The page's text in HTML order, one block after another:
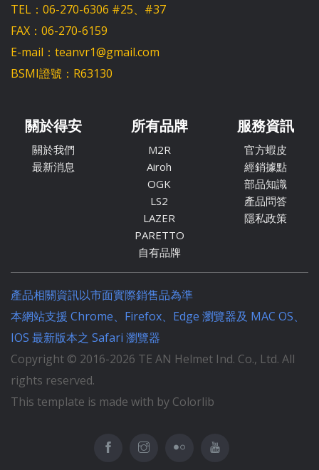
TEL：06-270-6306 #25、#37
FAX：06-270-6159
E-mail：teanvr1@gmail.com
BSMI證號：R63130
關於得安
關於我們
最新消息
所有品牌
M2R
Airoh
OGK
LS2
LAZER
PARETTO
自有品牌
服務資訊
官方蝦皮
經銷據點
部品知識
產品問答
隱私政策
產品相關資訊以市面實際銷售品為準
本網站支援 Chrome、Firefox、Edge 瀏覽器及 MAC OS、
IOS 最新版本之 Safari 瀏覽器
Copyright © 2016-2026 TE AN Helmet Ind. Co., Ltd. All
rights reserved.
This template is made with by Colorlib